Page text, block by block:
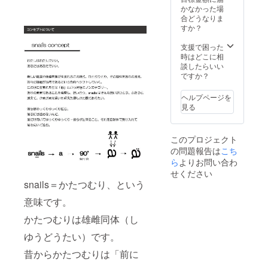
snails＝かたつむり、という
意味です。
かたつむりは雄雌同体（し
ゆうどうたい）です。
昔からかたつむりは「前に
同じ手
巻き始
末によ
です。
・デ
ビュー
イベン
程：
2019年
3月8日
（金）※
定 会
場：東
京都港
区北青
山3-5-
かなかった場
合どうなりま
すか？
支援で困った
時はどこに相
談したらいい
ですか？
ヘルプページを
見る
このプロジェクト
の問題報告はこち
らよりお問い合わ
せください